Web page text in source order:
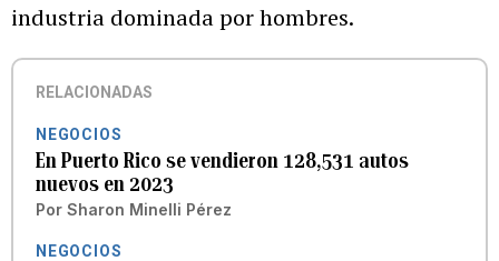
industria dominada por hombres.
RELACIONADAS
NEGOCIOS
En Puerto Rico se vendieron 128,531 autos
nuevos en 2023
Por Sharon Minelli Pérez
NEGOCIOS